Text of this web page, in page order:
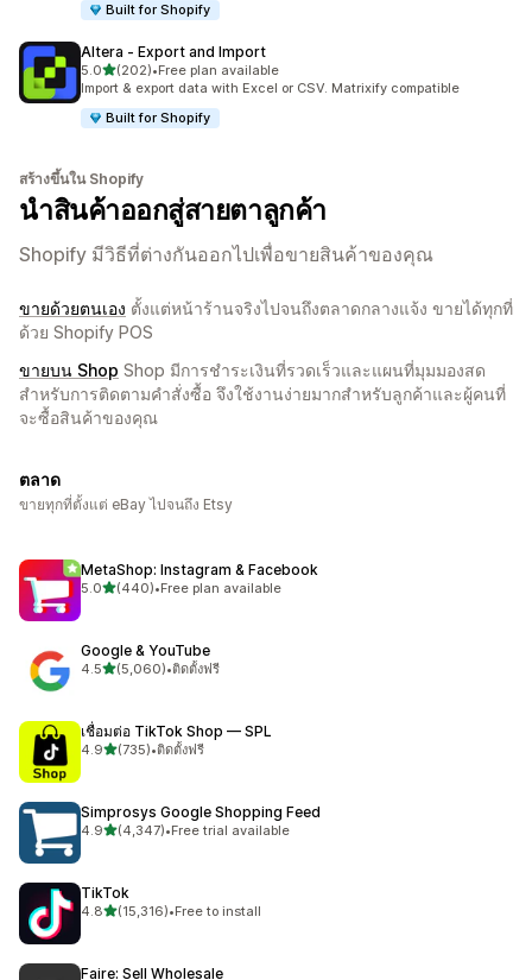
Built for Shopify
Altera ‑ Export and Import
5.0เต็ม 5 ดาว
(202)
ทั้งหมด 202 รีวิว
•Free plan available
Import & export data with Excel or CSV. Matrixify compatible
Built for Shopify
สร้างขึ้นใน Shopify
นำสินค้าออกสู่สายตาลูกค้า
Shopify มีวิธีที่ต่างกันออกไปเพื่อขายสินค้าของคุณ
ขายด้วยตนเอง ตั้งแต่หน้าร้านจริงไปจนถึงตลาดกลางแจ้ง ขายได้ทุกที่
ด้วย Shopify POS
ขายบน Shop Shop มีการชำระเงินที่รวดเร็วและแผนที่มุมมองสด
สำหรับการติดตามคำสั่งซื้อ จึงใช้งานง่ายมากสำหรับลูกค้าและผู้คนที่
จะซื้อสินค้าของคุณ
ตลาด
ขายทุกที่ตั้งแต่ eBay ไปจนถึง Etsy
MetaShop: Instagram & Facebook
5.0เต็ม 5 ดาว
(440)
ทั้งหมด 440 รีวิว
•Free plan available
Google & YouTube
4.5เต็ม 5 ดาว
(5,060)
ทั้งหมด 5060 รีวิว
•ติดตั้งฟรี
เชื่อมต่อ TikTok Shop — SPL
4.9เต็ม 5 ดาว
(735)
ทั้งหมด 735 รีวิว
•ติดตั้งฟรี
Simprosys Google Shopping Feed
4.9เต็ม 5 ดาว
(4,347)
ทั้งหมด 4347 รีวิว
•Free trial available
TikTok
4.8เต็ม 5 ดาว
(15,316)
ทั้งหมด 15316 รีวิว
•Free to install
Faire: Sell Wholesale